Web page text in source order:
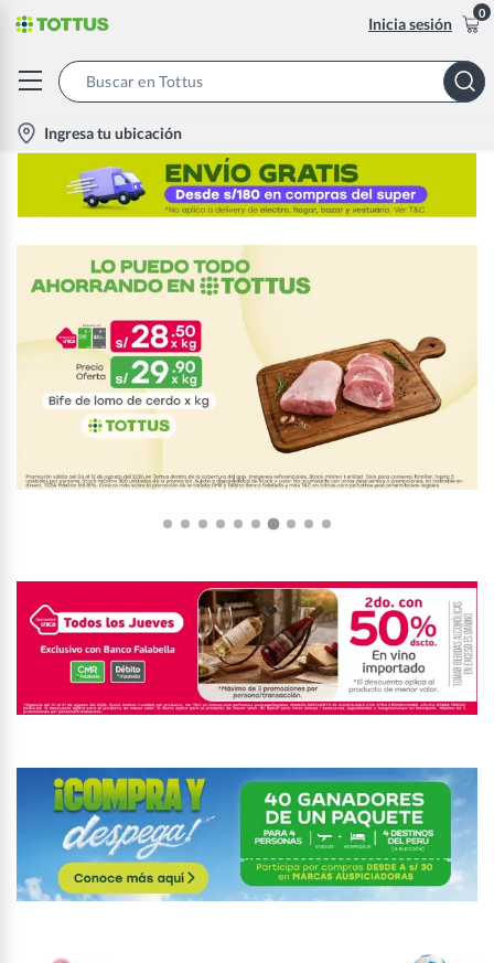
Inicia sesión
0
location-
icon
Ingresa tu ubicación